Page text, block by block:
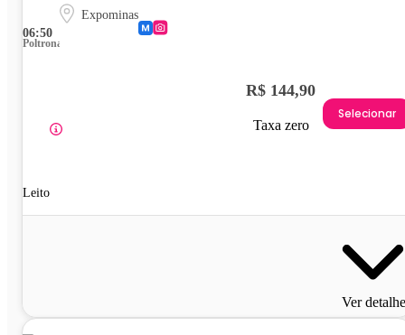
06:50
Expominas
Poltrona
Leito
R$ 144,90
Taxa zero
Selecionar
Ver